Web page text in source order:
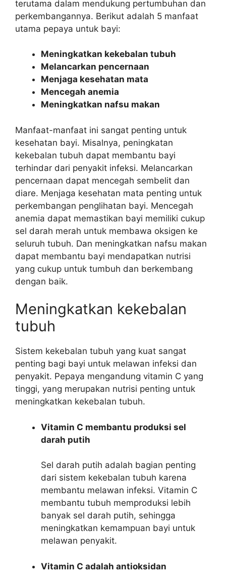
terutama dalam mendukung pertumbuhan dan
perkembangannya. Berikut adalah 5 manfaat
utama pepaya untuk bayi:
Meningkatkan kekebalan tubuh
Melancarkan pencernaan
Menjaga kesehatan mata
Mencegah anemia
Meningkatkan nafsu makan
Manfaat-manfaat ini sangat penting untuk
kesehatan bayi. Misalnya, peningkatan
kekebalan tubuh dapat membantu bayi
terhindar dari penyakit infeksi. Melancarkan
pencernaan dapat mencegah sembelit dan
diare. Menjaga kesehatan mata penting untuk
perkembangan penglihatan bayi. Mencegah
anemia dapat memastikan bayi memiliki cukup
sel darah merah untuk membawa oksigen ke
seluruh tubuh. Dan meningkatkan nafsu makan
dapat membantu bayi mendapatkan nutrisi
yang cukup untuk tumbuh dan berkembang
dengan baik.
Meningkatkan kekebalan
tubuh
Sistem kekebalan tubuh yang kuat sangat
penting bagi bayi untuk melawan infeksi dan
penyakit. Pepaya mengandung vitamin C yang
tinggi, yang merupakan nutrisi penting untuk
meningkatkan kekebalan tubuh.
Vitamin C membantu produksi sel
darah putih
Sel darah putih adalah bagian penting
dari sistem kekebalan tubuh karena
membantu melawan infeksi. Vitamin C
membantu tubuh memproduksi lebih
banyak sel darah putih, sehingga
meningkatkan kemampuan bayi untuk
melawan penyakit.
Vitamin C adalah antioksidan